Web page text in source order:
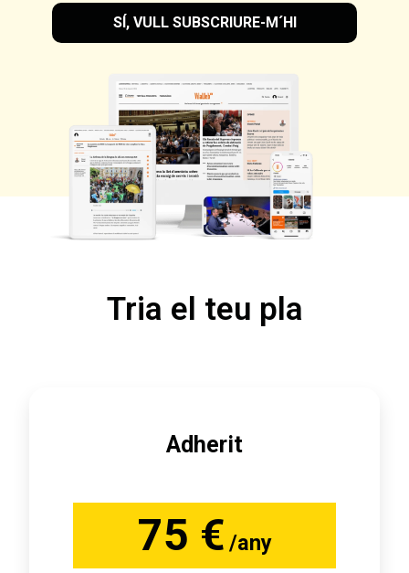
SÍ, VULL SUBSCRIURE-M´HI
Tria el teu pla
Adherit
75 € /any